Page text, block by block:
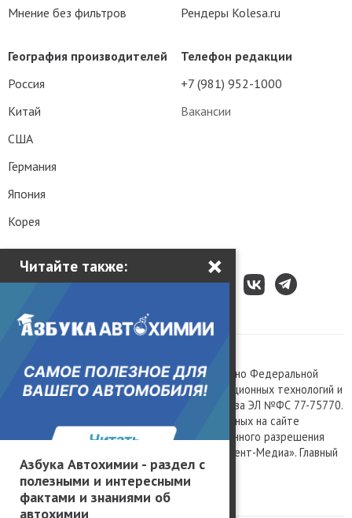
Читайте также: ×
Азбука Автохимии - раздел с
полезными и интересными
фактами и знаниями об
автохимии
Телефон редакции
+7 (981) 952-1000
Вакансии
Мнение без фильтров
Рендеры Kolesa.ru
География производителей
Россия
Китай
США
Германия
Япония
Корея
Сетевое издание «Kolesa.ru», зарегистрировано Федеральной
службой по надзору в сфере связи, информационных технологий и
массовых коммуникаций, номер свидетельства ЭЛ №ФС 77-75770.
Любое использование материалов, размещенных на сайте
www.kolesa.ru, допускается только с письменного разрешения
правообладателя. Учредитель ООО «Президент-Медиа». Главный
редактор Баландин М.А. 0+
Политика конфиденциальности